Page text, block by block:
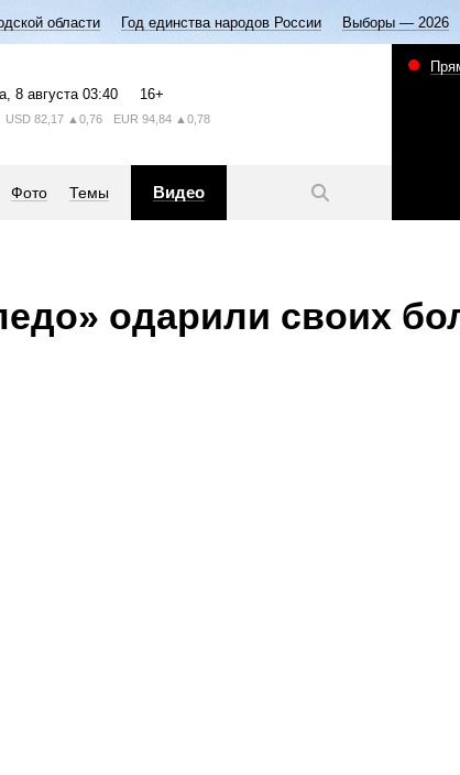
области Год единства народов России Выборы — 2026
, 8 августа 03:40 16+
USD 82,17 ▲0,76 EUR 94,84 ▲0,78
Фото Темы Видео
одарили своих